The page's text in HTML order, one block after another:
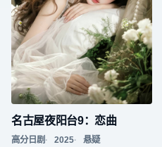
名古屋夜阳台9：恋曲
高分日剧 2025 悬疑